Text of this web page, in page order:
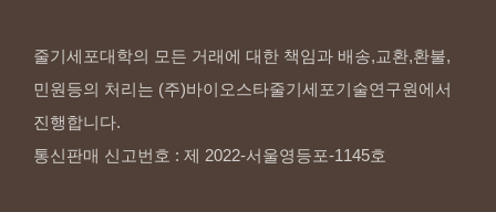
줄기세포대학의 모든 거래에 대한 책임과 배송,교환,환불,
민원등의 처리는 (주)바이오스타줄기세포기술연구원에서
진행합니다.
통신판매 신고번호 : 제 2022-서울영등포-1145호